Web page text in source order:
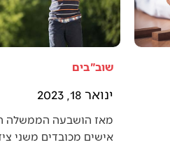
שוב"בים
ינואר 18, 2023
מאז הושבעה הממשלה
אישים מכובדים משני